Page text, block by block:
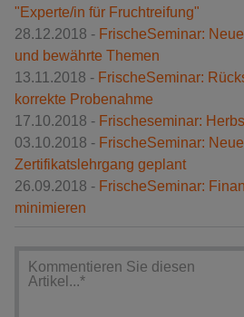
"Experte/in für Fruchtreifung"
28.12.2018 - FrischeSeminar:
und bewährte Themen
13.11.2018 - FrischeSeminar:
korrekte Probenahme
17.10.2018 - Frischeseminar:
03.10.2018 - FrischeSeminar:
Zertifikatslehrgang geplant
26.09.2018 - FrischeSeminar:
minimieren